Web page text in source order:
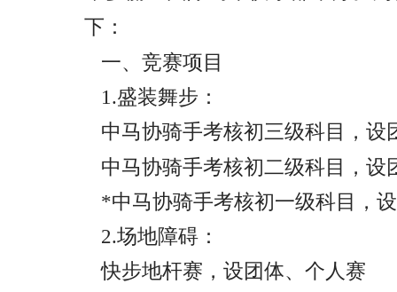
下：
一、竞赛项目
1.盛装舞步：
中马协骑手考核初三级科目，设
中马协骑手考核初二级科目，设
*中马协骑手考核初一级科目，
2.场地障碍：
快步地杆赛，设团体、个人赛